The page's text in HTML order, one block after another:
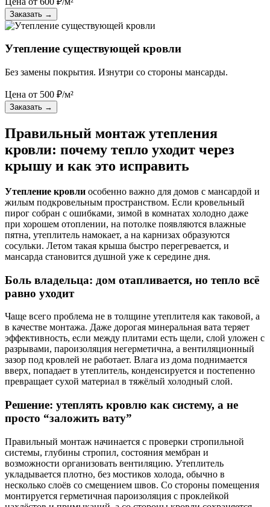
Заказать →
Утепление существующей кровли
Без замены покрытия. Изнутри со стороны мансарды.
Цена от 500 ₽/м²
Заказать →
Правильный монтаж утепления
кровли: почему тепло уходит через
крышу и как это исправить
Утепление кровли особенно важно для домов с мансардой и
жилым подкровельным пространством. Если кровельный
пирог собран с ошибками, зимой в комнатах холодно даже
при хорошем отоплении, на потолке появляются влажные
пятна, утеплитель намокает, а на карнизах образуются
сосульки. Летом такая крыша быстро перегревается, и
мансарда становится душной уже к середине дня.
Боль владельца: дом отапливается, но тепло всё
равно уходит
Чаще всего проблема не в толщине утеплителя как таковой, а
в качестве монтажа. Даже дорогая минеральная вата теряет
эффективность, если между плитами есть щели, слой уложен с
разрывами, пароизоляция негерметична, а вентиляционный
зазор под кровлей не работает. Влага из дома поднимается
вверх, попадает в утеплитель, конденсируется и постепенно
превращает сухой материал в тяжёлый холодный слой.
Решение: утеплять кровлю как систему, а не
просто “заложить вату”
Правильный монтаж начинается с проверки стропильной
системы, глубины стропил, состояния мембран и
возможности организовать вентиляцию. Утеплитель
укладывается плотно, без мостиков холода, обычно в
несколько слоёв со смещением швов. Со стороны помещения
монтируется герметичная пароизоляция с проклейкой